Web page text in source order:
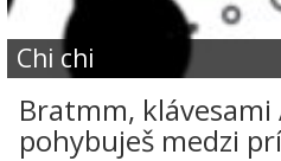
chi chi
Bratmm, klávesami A a D sa
pohybuješ medzi